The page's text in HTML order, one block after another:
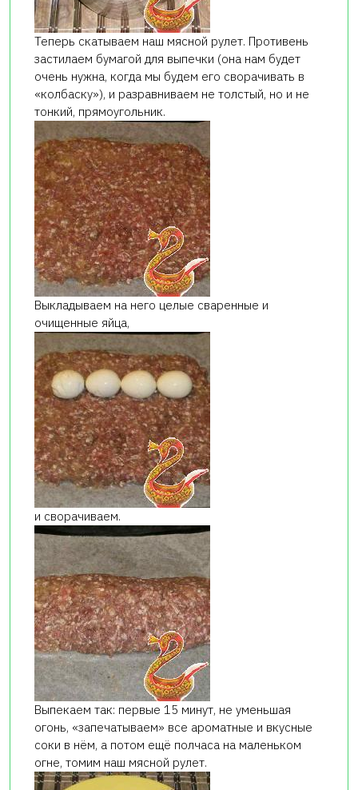
Теперь скатываем наш мясной рулет. Противень
застилаем бумагой для выпечки (она нам будет
очень нужна, когда мы будем его сворачивать в
«колбаску»), и разравниваем не толстый, но и не
тонкий, прямоугольник.
Выкладываем на него целые сваренные и
очищенные яйца,
и сворачиваем.
Выпекаем так: первые 15 минут, не уменьшая
огонь, «запечатываем» все ароматные и вкусные
соки в нём, а потом ещё полчаса на маленьком
огне, томим наш мясной рулет.